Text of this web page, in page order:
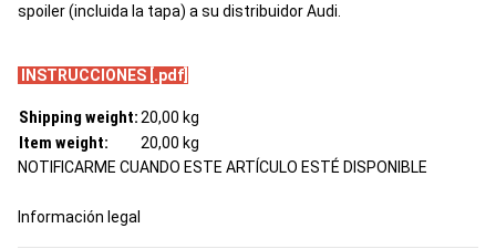
spoiler (incluida la tapa) a su distribuidor Audi.
INSTRUCCIONES [.pdf]
Shipping weight: 20,00 kg
Item weight: 20,00 kg
NOTIFICARME CUANDO ESTE ARTÍCULO ESTÉ DISPONIBLE
Información legal